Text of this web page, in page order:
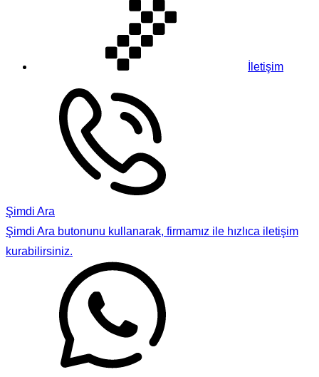
İletişim
Şimdi Ara
Şimdi Ara butonunu kullanarak, firmamız ile hızlıca iletişim
kurabilirsiniz.